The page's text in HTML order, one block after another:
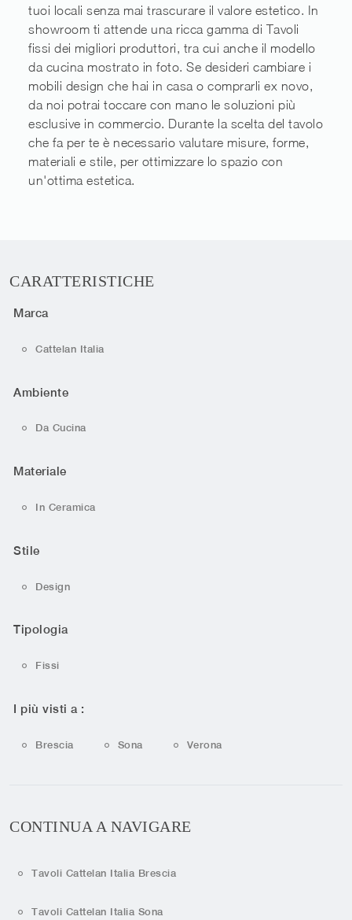
tuoi locali senza mai trascurare il valore estetico. In
showroom ti attende una ricca gamma di Tavoli
fissi dei migliori produttori, tra cui anche il modello
da cucina mostrato in foto. Se desideri cambiare i
mobili design che hai in casa o comprarli ex novo,
da noi potrai toccare con mano le soluzioni più
esclusive in commercio. Durante la scelta del tavolo
che fa per te è necessario valutare misure, forme,
materiali e stile, per ottimizzare lo spazio con
un'ottima estetica.
CARATTERISTICHE
Marca
Cattelan Italia
Ambiente
Da Cucina
Materiale
In Ceramica
Stile
Design
Tipologia
Fissi
I più visti a :
Brescia Sona Verona
CONTINUA A NAVIGARE
Tavoli Cattelan Italia Brescia
Tavoli Cattelan Italia Sona